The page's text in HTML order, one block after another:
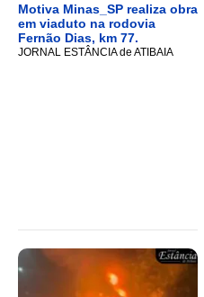
Motiva Minas_SP realiza obra
em viaduto na rodovia
Fernão Dias, km 77.
JORNAL ESTÂNCIA de ATIBAIA